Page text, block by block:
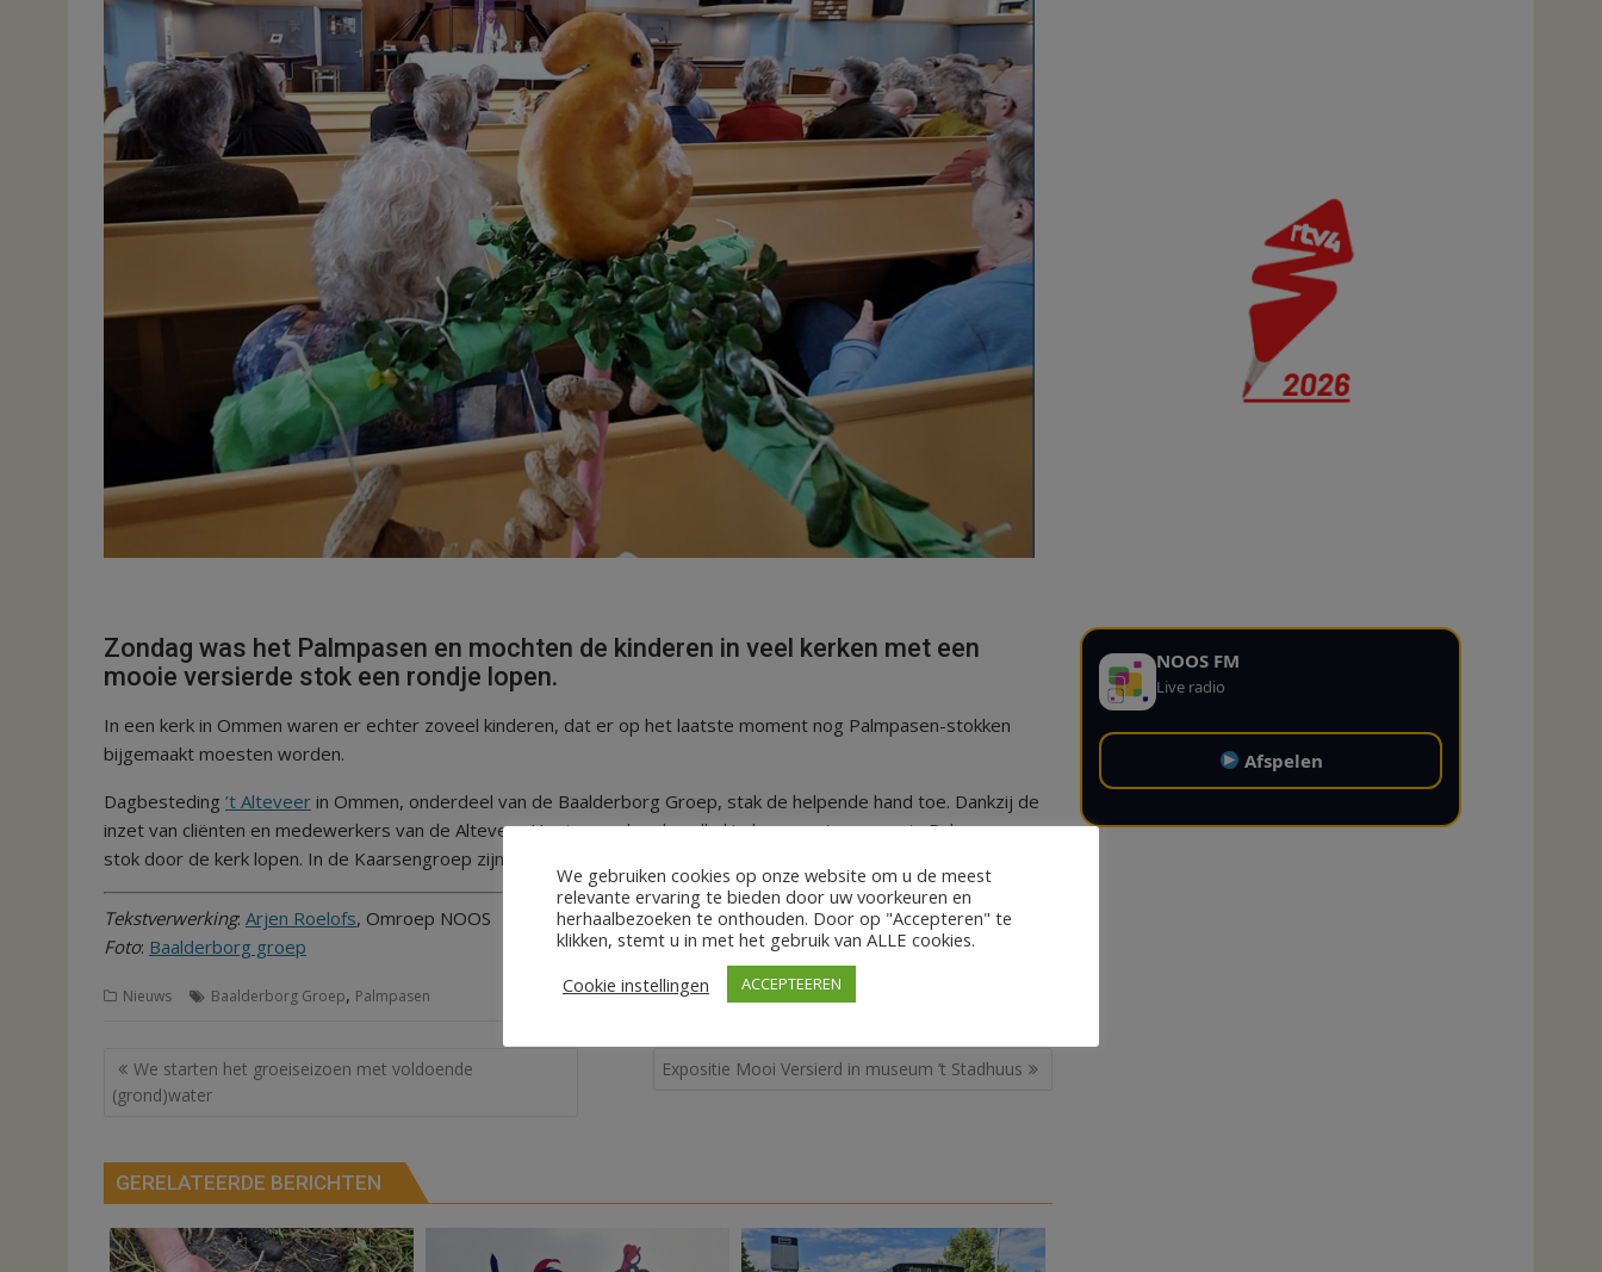
Zondag was het Palmpasen en mochten de kinderen in veel kerken met een
mooie versierde stok een rondje lopen.
In een kerk in Ommen waren er echter zoveel kinderen, dat er op het laatste moment nog Palmpasen-stokken
bijgemaakt moesten worden.
Dagbesteding ’t Alteveer in Ommen, onderdeel van de Baalderborg Groep, stak de helpende hand toe. Dankzij de
inzet van cliënten en medewerkers van de Alteveer Houtgroep konden alle kinderen met een mooie Palmpasen-
stok door de kerk lopen. In de Kaarsengroep zijn door enkele harde werkers vele pinda’s aan draden geregen.
Tekstverwerking: Arjen Roelofs, Omroep NOOS
Foto: Baalderborg groep
Nieuws Baalderborg Groep, Palmpasen
Bericht
navigatie
We starten het groeiseizoen met voldoende
(grond)water
Expositie Mooi Versierd in museum ’t Stadhuus
GERELATEERDE BERICHTEN
NOOS FM
Live radio
Afspelen
We gebruiken cookies op onze website om u de meest
relevante ervaring te bieden door uw voorkeuren en
herhaalbezoeken te onthouden. Door op "Accepteren" te
klikken, stemt u in met het gebruik van ALLE cookies.
Cookie instellingen
ACCEPTEEREN